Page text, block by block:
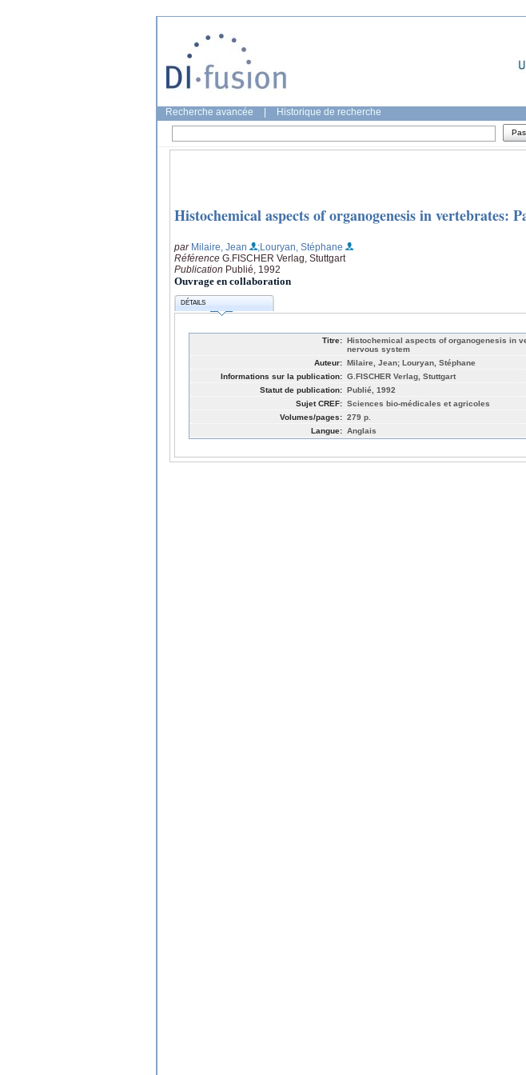
Recherche avancée Historique de recherche
Histochemical aspects of organogenesis in vertebrates:
par Milaire, Jean
;Louryan, Stéphane
Référence G.FISCHER Verlag, Stuttgart
Publication Publié, 1992
Ouvrage en collaboration
DÉTAILS
Titre: Histochemical aspects of organogenesis in
nervous system
Auteur: Milaire, Jean; Louryan, Stéphane
Informations sur la publication: G.FISCHER Verlag, Stuttgart
Statut de publication: Publié, 1992
Sujet CREF: Sciences bio-médicales et agricoles
Volumes/pages: 279 p.
Langue: Anglais